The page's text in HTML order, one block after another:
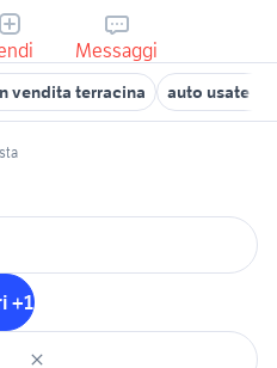
Messaggi
vendita terracina auto usate
+1